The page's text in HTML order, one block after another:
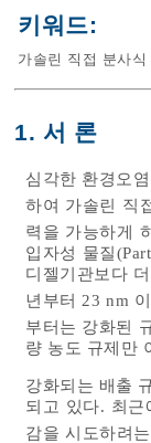
키워드:
가솔린 직접 분사식
1. 서 론
심각한 환경오
하여 가솔린 직
력을 가능하게
입자성 물질
디젤기관보다
년부터 23 nm
부터는 강화된
량 농도 규제만
강화되는 배출
되고 있다. 최근
감을 시도하려